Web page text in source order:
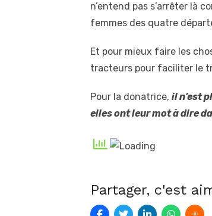
n’entend pas s’arrêter là
femmes des quatre
Et pour mieux faire les
tracteurs pour faciliter le
Pour la donatrice, il n’est
elles ont leur mot à dire
Partager, c'est